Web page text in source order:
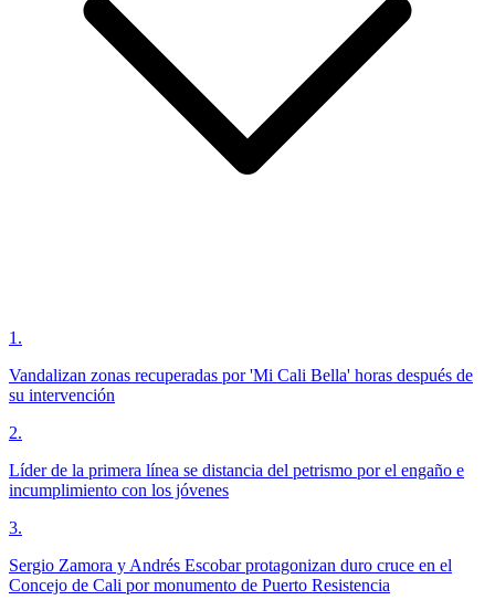
1 .
Vandalizan zonas recuperadas por 'Mi Cali Bella' horas después de
su intervención
2.
Líder de la primera línea se distancia del petrismo por el engaño e
incumplimiento con los jóvenes
3.
Sergio Zamora y Andrés Escobar protagonizan duro cruce en el
Concejo de Cali por monumento de Puerto Resistencia